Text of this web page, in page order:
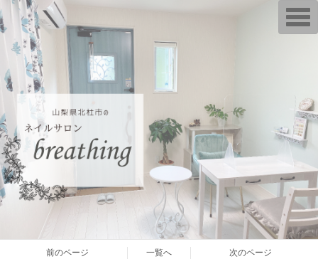
前のページ 一覧へ 次のページ
T
o
g
i
g
a
t
o
n